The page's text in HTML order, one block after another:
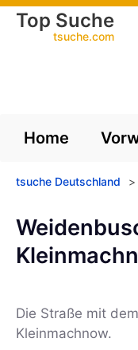
Top Suche
tsuche.com
Home
tsuche Deutschland >
Die Straße mit
Kleinmachnow.